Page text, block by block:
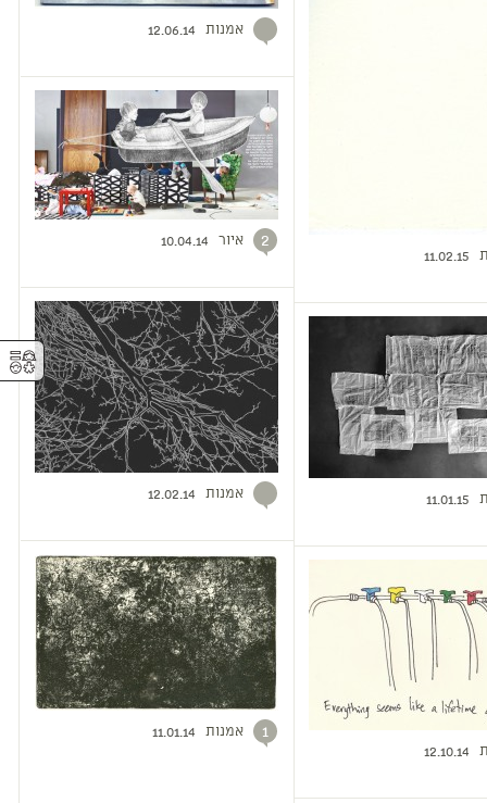
11.02.15
11.01.15
12.10.14
אמנות 12.06.14
2 איור 10.04.14
אמנות 12.02.14
1 אמנות 11.01.14
⚥︎